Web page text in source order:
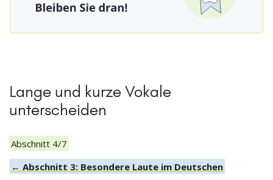
Lange und kurze Vokale
unterscheiden
Abschnitt 4/7
← Abschnitt 3: Besondere Laute im Deutschen